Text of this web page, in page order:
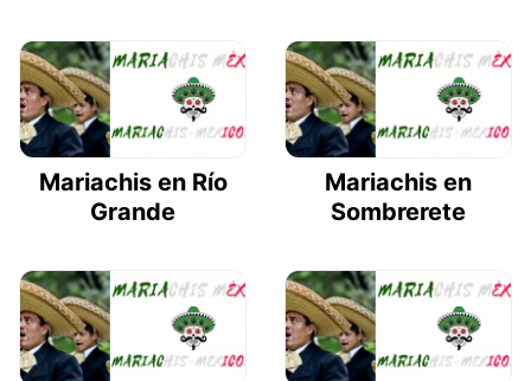
Mariachis en Río
Grande
Mariachis en
Sombrerete